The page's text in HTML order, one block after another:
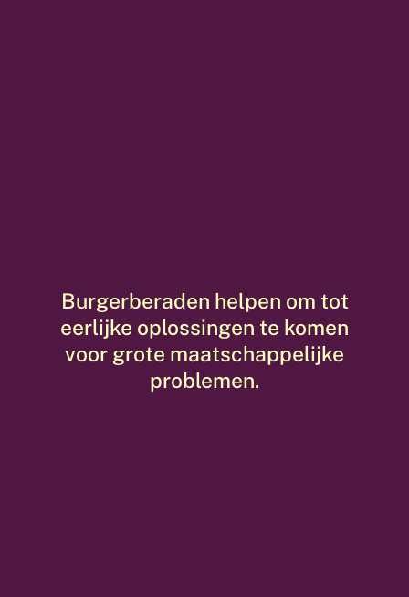
Burgerberaden helpen om tot
eerlijke oplossingen te komen
voor grote maatschappelijke
problemen.